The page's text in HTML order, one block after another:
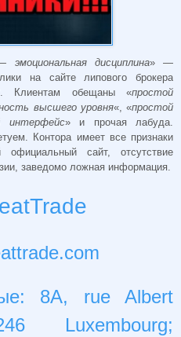
дисциплина» —
на сайте липового брокера
Клиентам обещаны «простой
высшего уровня«, «простой
интерфейс» и прочая лабуда.
Контораимеет все признаки
сайт, отсутствие
заведомо ложная информация.
8A, rue Albert
Luxembourg;